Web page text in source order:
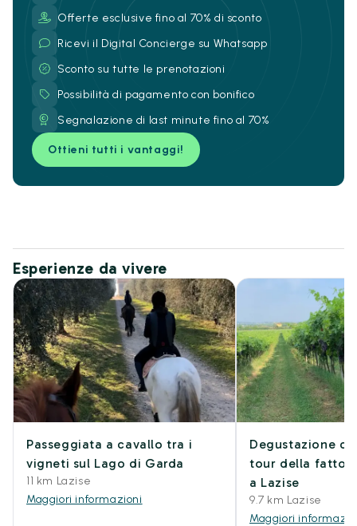
Offerte esclusive fino al 70% di sconto
Ricevi il Digital Concierge su Whatsapp
Sconto su tutte le prenotazioni
Possibilità di pagamento con bonifico
Segnalazione di last minute fino al 70%
Ottieni tutti i vantaggi!
Esperienze da vivere
Passeggiata a cavallo tra i
vigneti sul Lago di Garda
11 km Lazise
Maggiori informazioni
Degustazione di
tour della
a Lazise
9.7 km Lazise
Maggiori